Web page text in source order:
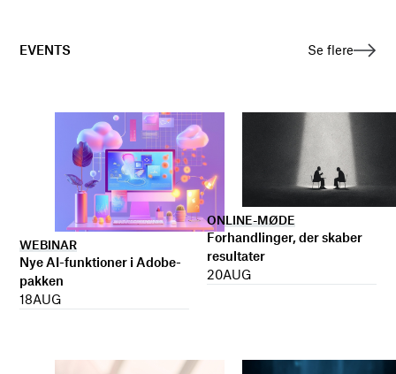
EVENTS Se flere
WEBINAR
Nye AI-funktioner i Adobe-
pakken
18AUG
ONLINE-MØDE
Forhandlinger, der skaber
resultater
20AUG